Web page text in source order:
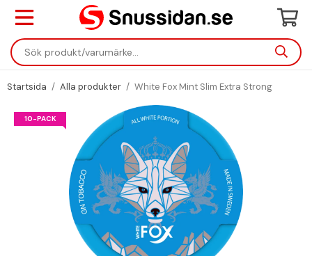
Startsida / Alla produkter / White Fox Mint Slim Extra Strong
10-PACK